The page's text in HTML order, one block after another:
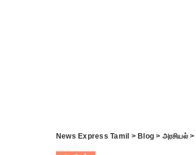
News Express Tamil > Blog > அரசியல்>